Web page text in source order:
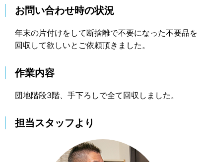
お問い合わせ時の状況
年末の片付けをして断捨離で不要になった不要品を
回収して欲しいとご依頼頂きました。
作業内容
団地階段3階、手下ろしで全て回収しました。
担当スタッフより